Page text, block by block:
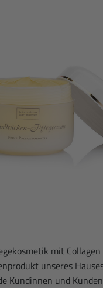
mit
unseres
Kundinnen und